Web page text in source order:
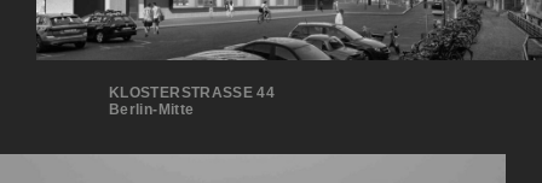
KLOSTERSTRASSE 44
Berlin-Mitte